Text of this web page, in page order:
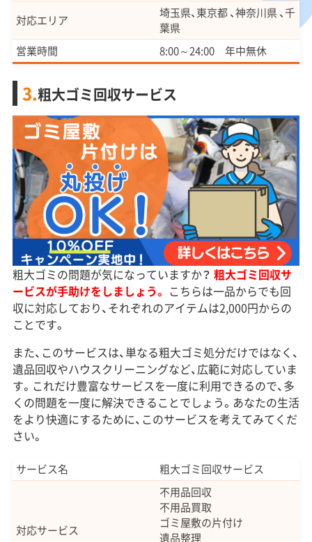
対応エリア
埼玉県、東京都 、神奈川県 、千
葉県
営業時間
8:00～24:00 年中無休
3.粗大ゴミ回収サービス
粗大ゴミの問題が気になっていますか？ 粗大ゴミ回収サ
ービスが手助けをしましょう。 こちらは一品からでも回
収に対応しており、それぞれのアイテムは2,000円からの
ことです。
また、このサービスは、単なる粗大ゴミ処分だけではなく、
遺品回収やハウスクリーニングなど、広範に対応していま
す。これだけ豊富なサービスを一度に利用できるので、多
くの問題を一度に解決できることでしょう。あなたの生活
をより快適にするために、このサービスを考えてみてくだ
さい。
サービス名 粗大ゴミ回収サービス
対応サービス
不用品回収
不用品買取
ゴミ屋敷の片付け
遺品整理